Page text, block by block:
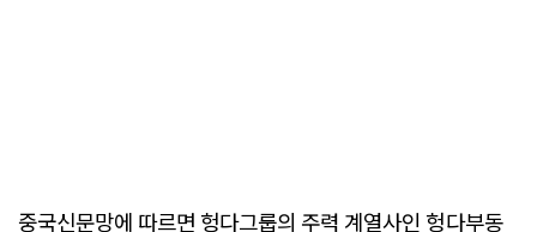
중국신문망에 따르면 헝다그룹의 주력 계열사인 헝다부동